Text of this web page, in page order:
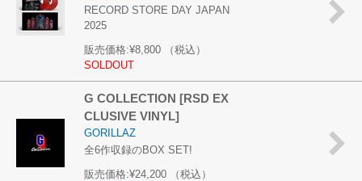
RECORD STORE DAY JAPAN
2025
販売価格:¥8,800
（税込）
SOLDOUT
G COLLECTION [RSD EX
CLUSIVE VINYL]
GORILLAZ
全6作収録のBOX SET!
販売価格:¥24,200
（税込）